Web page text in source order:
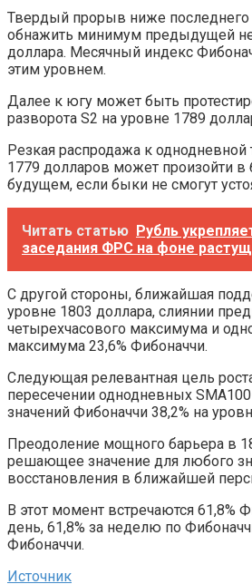
Твердый прорыв ниже последнего
обнажить минимум предыдущей
доллара. Месячный индекс
этим уровнем.
Далее к югу может быть
разворота S2 на уровне 1789
Резкая распродажа к однодневной
1779 долларов может произойти
будущем, если быки не смогут
Читать статью Рубль
заседания ФРС на фоне
С другой стороны, ближайшая
уровне 1803 доллара, слиянии
четырехчасового максимума и
максимума 23,6% Фибоначчи.
Следующая релевантная цель
пересечении однодневных
значений Фибоначчи 38,2% на
Преодоление мощного барьера в
решающее значение для любого
восстановления в ближайшей
В этот момент встречаются 61,8%
день, 61,8% за неделю по
Фибоначчи.
Источник